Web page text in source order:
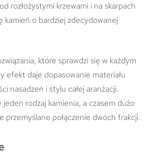
rozłożystymi krzewami i na skarpach
kamień o bardziej zdecydowanej
które sprawdzi się w każdym
efekt daje dopasowanie materiału
nasadzeń i stylu całej aranżacji.
jeden rodzaj kamienia, a czasem dużo
przemyślane połączenie dwóch frakcji.